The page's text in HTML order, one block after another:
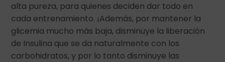
alta pureza, para quienes deciden dar todo en
cada entrenamiento. ¡Además, por mantener la
glicemia mucho más baja, disminuye la liberación
de Insulina que se da naturalmente con los
carbohidratos, y por lo tanto disminuye las